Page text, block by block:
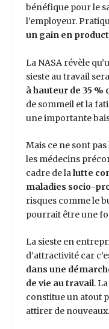
bénéfique pour le
l’employeur.
un gain en
La NASA révèle
sieste au travail
à hauteur de 35 %
de sommeil et la
une importante
Mais ce ne sont
les médecins
cadre de lalutte
maladies socio-
risques comme le
pourrait être une
La sieste en
d’attractivité car
dans une
de vie au travail.
constitue un atout
attirer de nouveaux.